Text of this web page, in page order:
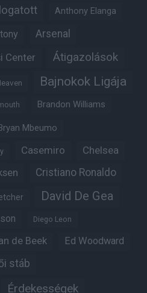
Anthony Elanga
Arsenal
Center Átigazolások
Bajnokok Ligája
Brandon Williams
Mbeumo
Casemiro Chelsea
Cristiano Ronaldo
David De Gea
Diego Leon
de Beek Ed Woodward
stáb
Érdekességek